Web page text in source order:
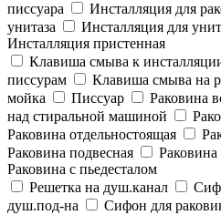
писсуара
Инсталляция для
унитаза
Инсталляция для
Инсталляция пристенная
Клавиша смыва к
писсурам
Клавиша смыва на
мойка
Писсуар Раковина
над стиральной машиной
Раковина отдельностоящая
Раковина подвесная
Раковина
Раковина с пьедесталом
Решетка на душ.канал
душ.под-на
Сифон для